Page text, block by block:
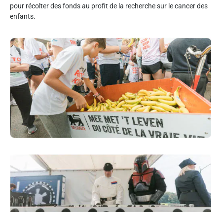
pour récolter des fonds au profit de la recherche sur le cancer des
enfants.